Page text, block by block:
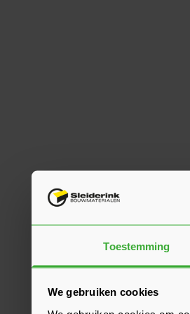
Toestemming
We gebruiken cookies